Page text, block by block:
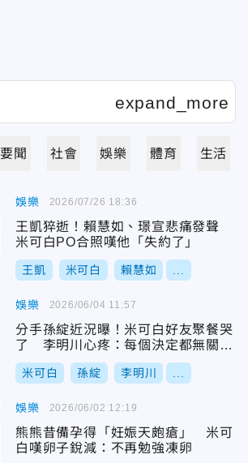
要聞 社會 娛樂 體育 生活
娛樂
王凱猝逝！賴慧如、璟宣悲痛發聲
米可白PO合照嘆他「失約了」
王凱 米可白 賴慧如
2026/07/26 18:36
娛樂
分手孫綻近況曝！米可白好友聚餐哭
了 李明川心疼：每個決定都無關對
錯
米可白 孫綻 李明川
2026/06/04 11:57
娛樂
熊熊昔備孕得「妊娠天皰瘡」 米可
白嘆卵子銳減：不再勉強凍卵
2026/06/02 12:19